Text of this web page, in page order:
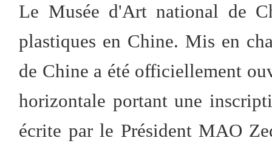
Le Musée d'Art national de
plastiques en Chine. Mis en
de Chine a été officiellement
horizontale portant une
écrite par le Président MAO